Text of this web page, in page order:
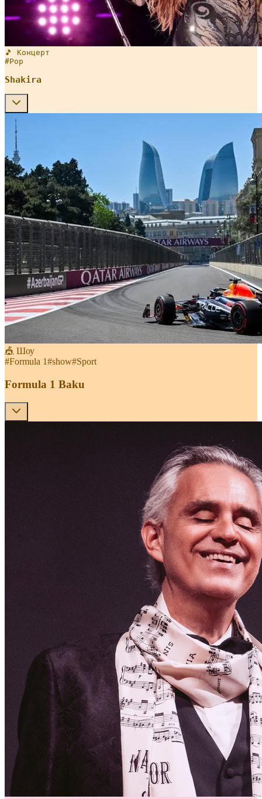
🎵 Концерт
#Pop
Shakira
🎪 Шоу
#Formula 1#show#Sport
Formula 1 Baku